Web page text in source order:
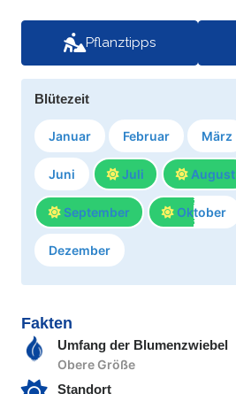
Pflanztipps
Blütezeit
Januar Februar März
Juni Juli August
September Oktober
Dezember
Fakten
Umfang der Blumenzwiebel
Obere Größe
Standort